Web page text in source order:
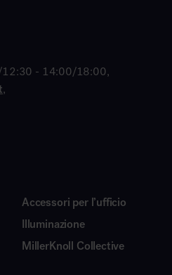
12:30 - 14:00/18:00,
,
Accessori per l’ufficio
Illuminazione
MillerKnoll Collective